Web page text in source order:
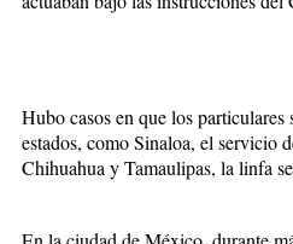
Hubo casos en que los
estados, como Sinaloa, el servicio
Chihuahua y Tamaulipas, la linfa